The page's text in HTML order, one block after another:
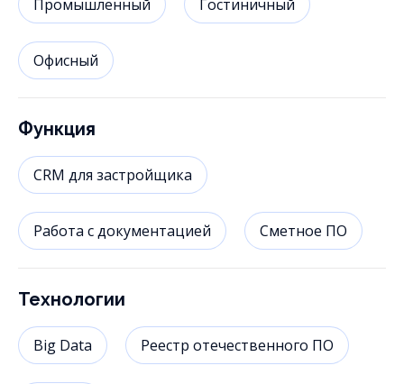
Промышленный Гостиничный
Офисный
Функция
CRM для застройщика
Работа с документацией Сметное ПО
Технологии
Big Data Реестр отечественного ПО